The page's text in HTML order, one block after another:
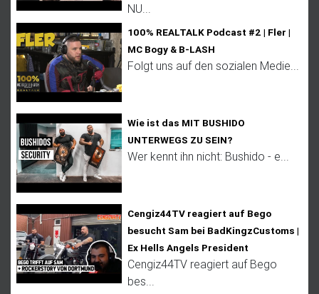
NU...
100% REALTALK Podcast #2 | Fler |
MC Bogy & B-LASH
Folgt uns auf den sozialen Medie...
Wie ist das MIT BUSHIDO
UNTERWEGS ZU SEIN?
Wer kennt ihn nicht: Bushido - e...
Cengiz44TV reagiert auf Bego
besucht Sam bei BadKingzCustoms |
Ex Hells Angels President
Cengiz44TV reagiert auf Bego
bes...